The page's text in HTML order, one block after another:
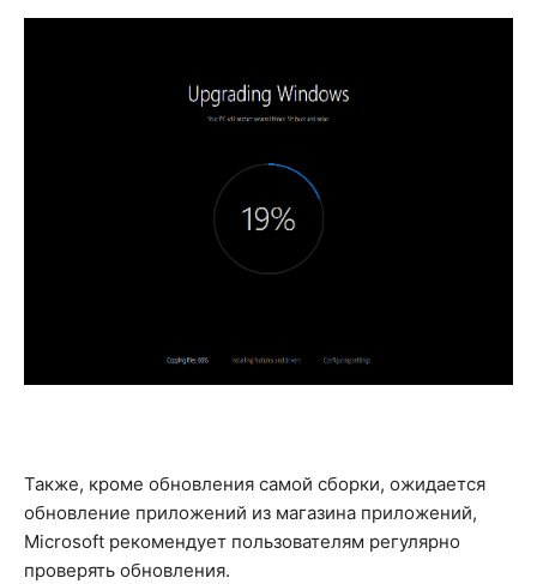
Также, кроме обновления самой сборки, ожидается
обновление приложений из магазина приложений,
Microsoft рекомендует пользователям регулярно
проверять обновления.